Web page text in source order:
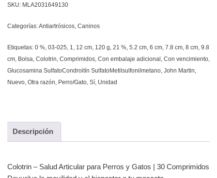
SKU: MLA2031649130
Categorías:Antiartrósicos, Caninos
Etiquetas: 0 %, 03-025, 1, 12 cm, 120 g, 21 %, 5.2 cm, 6 cm, 7.8 cm, 8 cm, 9.8
cm, Bolsa, Colotrin, Comprimidos, Con embalaje adicional, Con vencimiento,
Glucosamina SulfatoCondroitín SulfatoMetilsulfonilmetano, John Martin,
Nuevo, Otra razón, Perro/Gato, Sí, Unidad
Descripción
Colotrin – Salud Articular para Perros y Gatos | 30 Comprimidos